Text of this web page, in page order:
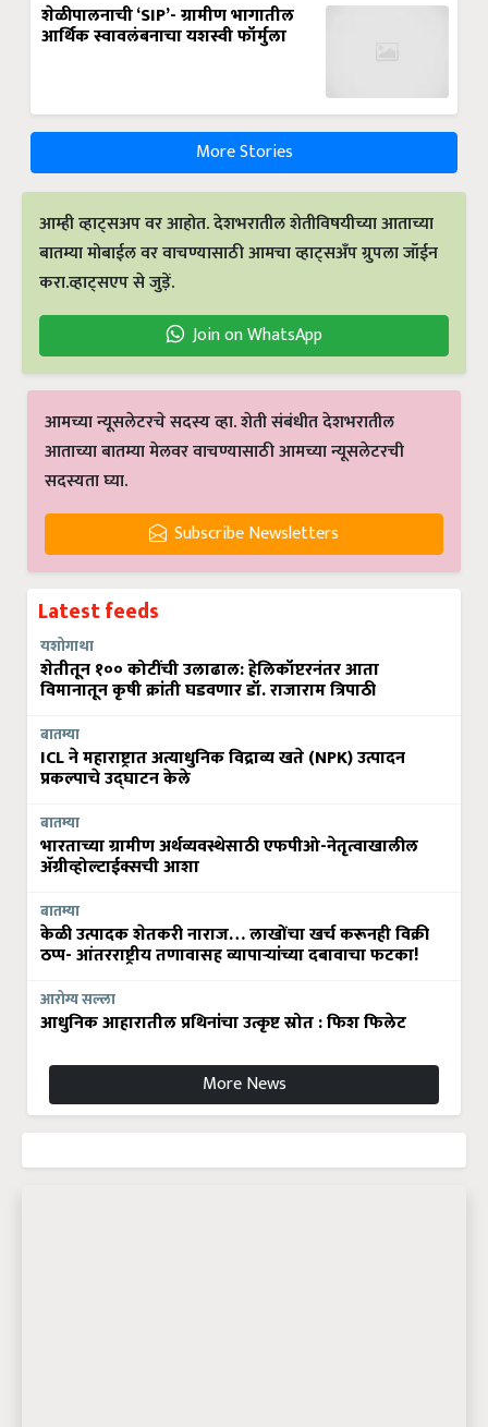
शेळीपालनाची ‘SIP’- ग्रामीण भागातील
आर्थिक स्वावलंबनाचा यशस्वी फॉर्मुला
More Stories
आम्ही व्हाट्सअप वर आहोत. देशभरातील शेतीविषयीच्या आताच्या
बातम्या मोबाईल वर वाचण्यासाठी आमचा व्हाट्सअँप ग्रुपला जॉईन
करा.व्हाट्सएप से जुड़ें.
Join on WhatsApp
आमच्या न्यूसलेटरचे सदस्य व्हा. शेती संबंधीत देशभरातील
आताच्या बातम्या मेलवर वाचण्यासाठी आमच्या न्यूसलेटरची
सदस्यता घ्या.
Subscribe Newsletters
Latest feeds
यशोगाथा
शेतीतून १०० कोटींची उलाढाल: हेलिकॉप्टरनंतर आता
विमानातून कृषी क्रांती घडवणार डॉ. राजाराम त्रिपाठी
बातम्या
ICL ने महाराष्ट्रात अत्याधुनिक विद्राव्य खते (NPK) उत्पादन
प्रकल्पाचे उद्घाटन केले
बातम्या
भारताच्या ग्रामीण अर्थव्यवस्थेसाठी एफपीओ-नेतृत्वाखालील
अ‍ॅग्रीव्होल्टाईक्सची आशा
बातम्या
केळी उत्पादक शेतकरी नाराज… लाखोंचा खर्च करूनही विक्री
ठप्प- आंतरराष्ट्रीय तणावासह व्यापाऱ्यांच्या दबावाचा फटका!
आरोग्य सल्ला
आधुनिक आहारातील प्रथिनांचा उत्कृष्ट स्रोत : फिश फिलेट
More News